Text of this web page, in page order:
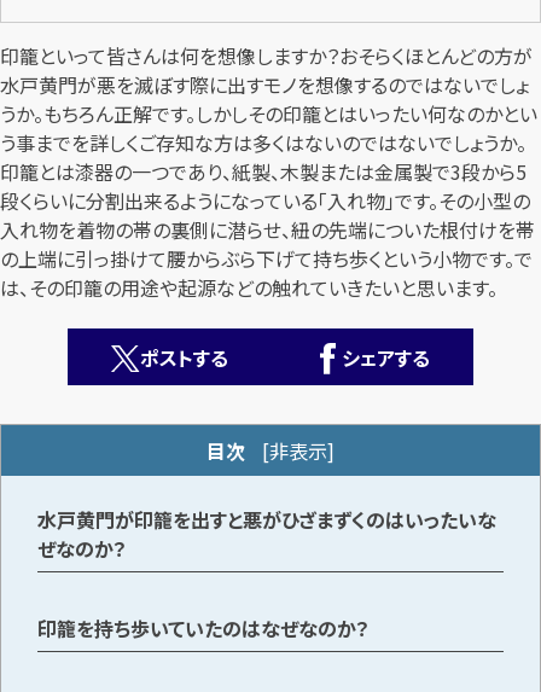
カンタン無料
最短1分！今すぐ査定金額をお伝えいたします
まずはお電話で無料査定
【総合受付】24時間・年中無休(年末年始除く)
印籠といって皆さんは何を想像しますか？おそらくほとんどの方が
水戸黄門が悪を滅ぼす際に出すモノを想像するのではないでしょ
うか。もちろん正解です。しかしその印籠とはいったい何なのかとい
う事までを詳しくご存知な方は多くはないのではないでしょうか。
印籠とは漆器の一つであり、紙製、木製または金属製で3段から5
段くらいに分割出来るようになっている「入れ物」です。その小型の
入れ物を着物の帯の裏側に潜らせ、紐の先端についた根付けを帯
の上端に引っ掛けて腰からぶら下げて持ち歩くという小物です。で
は、その印籠の用途や起源などの触れていきたいと思います。
ポストする シェアする
目次 [非表示]
水戸黄門が印籠を出すと悪がひざまずくのはいったいな
ぜなのか？
印籠を持ち歩いていたのはなぜなのか？